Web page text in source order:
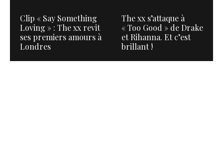
Clip « Say Something
Loving » : The xx revit
ses premiers amours à
Londres
The xx s’attaque à
« Too Good » de Drake
et Rihanna. Et c’est
brillant !